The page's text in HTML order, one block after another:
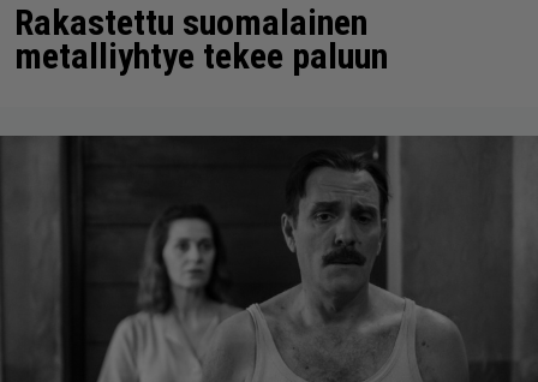
Rakastettu suomalainen
metalliyhtye tekee paluun